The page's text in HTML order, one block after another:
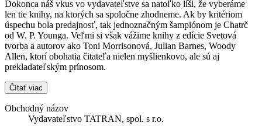
Dokonca náš vkus vo vydavateľstve sa natoľko líši, že vyberáme
len tie knihy, na ktorých sa spoločne zhodneme. Ak by kritériom
úspechu bola predajnosť, tak jednoznačným šampiónom je Chatrč
od W. P. Younga. Veľmi si však vážime knihy z edície Svetová
tvorba a autorov ako Toni Morrisonová, Julian Barnes, Woody
Allen, ktorí obohatia čitateľa nielen myšlienkovo, ale sú aj
prekladateľským prínosom.
Čítať viac
Obchodný názov
Vydavateľstvo TATRAN, spol. s r.o.